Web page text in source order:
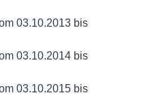
03.10.2013 bis
03.10.2014 bis
03.10.2015 bis